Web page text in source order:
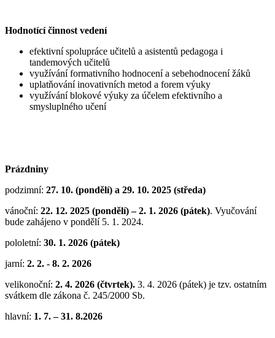
Hodnotící činnost vedení
efektivní spolupráce učitelů a asistentů pedagoga i
tandemových učitelů
využívání formativního hodnocení a sebehodnocení žáků
uplatňování inovativních metod a forem výuky
využívání blokové výuky za účelem efektivního a
smysluplného učení
Prázdniny
podzimní: 27. 10. (pondělí) a 29. 10. 2025 (středa)
vánoční: 22. 12. 2025 (pondělí) – 2. 1. 2026 (pátek). Vyučování
bude zahájeno v pondělí 5. 1. 2024.
pololetní: 30. 1. 2026 (pátek)
jarní: 2. 2. - 8. 2. 2026
velikonoční: 2. 4. 2026 (čtvrtek). 3. 4. 2026 (pátek) je tzv. ostatním
svátkem dle zákona č. 245/2000 Sb.
hlavní: 1. 7. – 31. 8.2026